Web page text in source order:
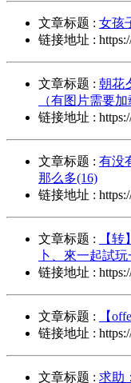
文章标题 : 女孩
链接地址 :
文章标题 : 朝花
（有图片需要
链接地址 :
文章标题 : 有没
那么多(16)
链接地址 :
文章标题 :
【
卜、來一起試
链接地址 :
文章标题 :
【
链接地址 :
文章标题 : 求助